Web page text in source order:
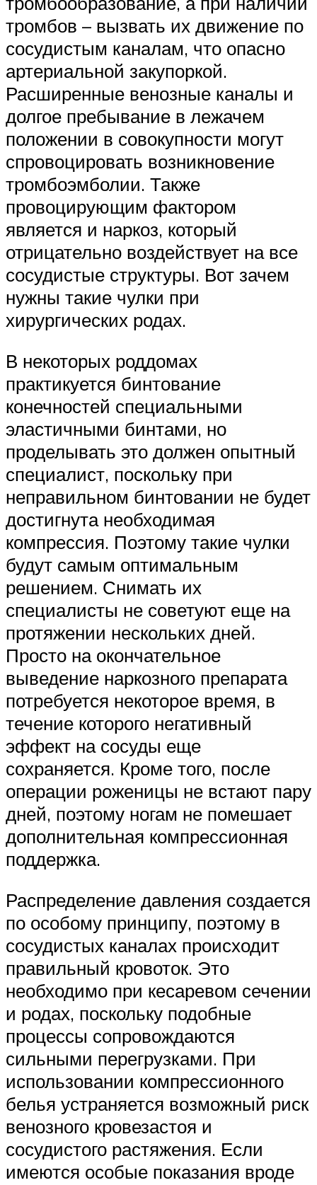
тромбов – вызвать их движение по
сосудистым каналам, что опасно
артериальной закупоркой.
Расширенные венозные каналы и
долгое пребывание в лежачем
положении в совокупности могут
спровоцировать возникновение
тромбоэмболии. Также
провоцирующим фактором
является и наркоз, который
отрицательно воздействует на все
сосудистые структуры. Вот зачем
нужны такие чулки при
хирургических родах.
В некоторых роддомах
практикуется бинтование
конечностей специальными
эластичными бинтами, но
проделывать это должен опытный
специалист, поскольку при
неправильном бинтовании не будет
достигнута необходимая
компрессия. Поэтому такие чулки
будут самым оптимальным
решением. Снимать их
специалисты не советуют еще на
протяжении нескольких дней.
Просто на окончательное
выведение наркозного препарата
потребуется некоторое время, в
течение которого негативный
эффект на сосуды еще
сохраняется. Кроме того, после
операции роженицы не встают пару
дней, поэтому ногам не помешает
дополнительная компрессионная
поддержка.
Распределение давления создается
по особому принципу, поэтому в
сосудистых каналах происходит
правильный кровоток. Это
необходимо при кесаревом сечении
и родах, поскольку подобные
процессы сопровождаются
сильными перегрузками. При
использовании компрессионного
белья устраняется возможный риск
венозного кровезастоя и
сосудистого растяжения. Если
имеются особые показания вроде